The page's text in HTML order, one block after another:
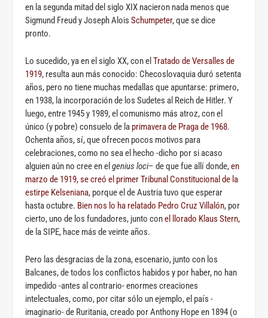
en la segunda mitad del siglo XIX nacieron nada menos que
Sigmund Freud y Joseph AloisSchumpeter, que se dice
pronto.
Lo sucedido, ya en el siglo XX, con elTratado de Versalles de
1919, resulta aun más conocido: Checoslovaquia duró setenta
años, pero no tiene muchas medallas que apuntarse: primero,
en 1938, la incorporación de los Sudetes al Reich de Hitler. Y
luego, entre 1945 y 1989, el comunismo más atroz, con el
único (y pobre) consuelo de la primavera de Praga de 1968.
Ochenta años, sí, que ofrecen pocos motivos para
celebraciones, como no sea el hecho -dicho por si acaso
alguien aún no cree en elgenius loci– de que fue allí donde,en
marzo de 1919, se creó el primer Tribunal Constitucional de la
estirpe Kelseniana, porque el de Austria tuvo que esperar
hasta octubre. Bien nos lo ha relatado Pedro Cruz Villalón, por
cierto, uno de los fundadores, junto conel llorado Klaus Stern,
de la SIPE, hace más de veinte años.
Pero las desgracias de la zona, escenario, junto con los
Balcanes, de todos los conflictos habidos y por haber, no han
impedido -antes al contrario- enormes creaciones
intelectuales, como, por citar sólo un ejemplo, el país -
imaginario- de Ruritania, creado por Anthony Hope en 1894 (o